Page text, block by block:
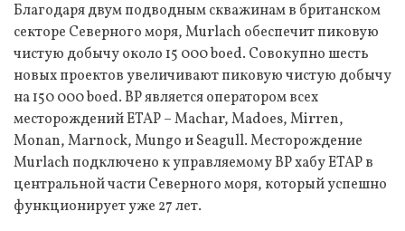
Благодаря двум подводным скважинам в британском
секторе Северного моря, Murlach обеспечит пиковую
чистую добычу около 15 000 boed. Совокупно шесть
новых проектов увеличивают пиковую чистую добычу
на 150 000 boed. BP является оператором всех
месторождений ETAP – Machar, Madoes, Mirren,
Monan, Marnock, Mungo и Seagull. Месторождение
Murlach подключено к управляемому BP хабу ETAP в
центральной части Северного моря, который успешно
функционирует уже 27 лет.